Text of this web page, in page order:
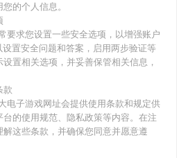
的个人信息。
要求您设置一些安全选项，以增强账户
置安全问题和答案，启用两步验证等
置相关选项，并妥善保管相关信息，
款
电子游戏网址会提供使用条款和规定供
的使用规范、隐私政策等内容。在注
这些条款，并确保您同意并愿意遵